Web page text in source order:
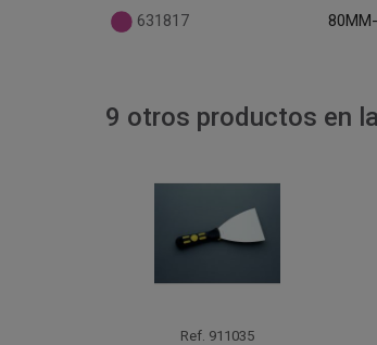
631817
9 otros productos en
Ref. 911035